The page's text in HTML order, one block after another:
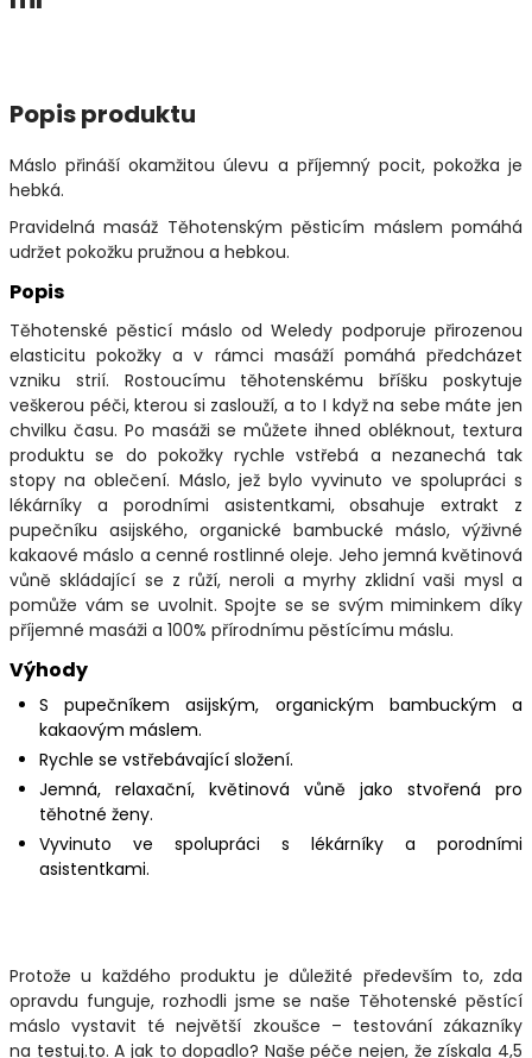
Popis produktu
Máslo přináší okamžitou úlevu a příjemný pocit, pokožka je
hebká.
Pravidelná masáž Těhotenským pěsticím máslem pomáhá
udržet pokožku pružnou a hebkou.
Popis
Těhotenské pěsticí máslo od Weledy podporuje přirozenou
elasticitu pokožky a v rámci masáží pomáhá předcházet
vzniku strií. Rostoucímu těhotenskému bříšku poskytuje
veškerou péči, kterou si zaslouží, a to I když na sebe máte jen
chvilku času. Po masáži se můžete ihned obléknout, textura
produktu se do pokožky rychle vstřebá a nezanechá tak
stopy na oblečení. Máslo, jež bylo vyvinuto ve spolupráci s
lékárníky a porodními asistentkami, obsahuje extrakt z
pupečníku asijského, organické bambucké máslo, výživné
kakaové máslo a cenné rostlinné oleje. Jeho jemná květinová
vůně skládající se z růží, neroli a myrhy zklidní vaši mysl a
pomůže vám se uvolnit. Spojte se se svým miminkem díky
příjemné masáži a 100% přírodnímu pěstícímu máslu.
Výhody
S pupečníkem asijským, organickým bambuckým a
kakaovým máslem.
Rychle se vstřebávající složení.
Jemná, relaxační, květinová vůně jako stvořená pro
těhotné ženy.
Vyvinuto ve spolupráci s lékárníky a porodními
asistentkami.
Protože u každého produktu je důležité především to, zda
opravdu funguje, rozhodli jsme se naše Těhotenské pěstící
máslo vystavit té největší zkoušce – testování zákazníky
na testuj.to. A jak to dopadlo? Naše péče nejen, že získala 4,5